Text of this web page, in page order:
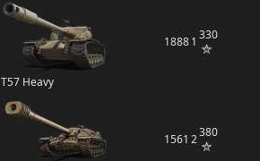
T57 Heavy
18881 330
1561 2380